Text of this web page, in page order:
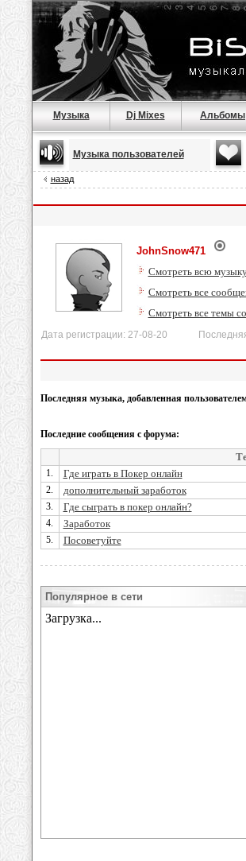
Музыка Dj Mixes Альбомы
Музыка пользователей
назад
JohnSnow471
Смотреть всю музыку
Смотреть все
Смотреть все темы
Дата регистрации: 27-08-20 Последняя
Последняя музыка, добавленная
Последние сообщения с форума:
1. Где играть в Покер онлайн
2. дополнительный заработок
3. Где сыграть в покер онлайн?
4. Заработок
5. Посоветуйте
Популярное в сети